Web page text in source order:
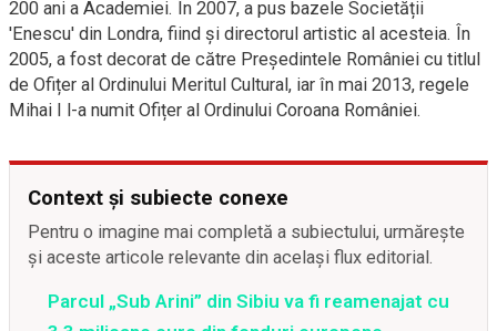
200 ani a Academiei. În 2007, a pus bazele Societății
'Enescu' din Londra, fiind și directorul artistic al acesteia. În
2005, a fost decorat de către Președintele României cu titlul
de Ofițer al Ordinului Meritul Cultural, iar în mai 2013, regele
Mihai I l-a numit Ofițer al Ordinului Coroana României.
Context și subiecte conexe
Pentru o imagine mai completă a subiectului, urmărește
și aceste articole relevante din același flux editorial.
Parcul „Sub Arini” din Sibiu va fi reamenajat cu